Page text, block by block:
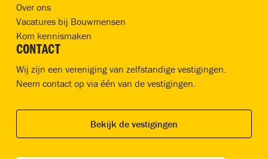
Over ons
Vacatures bij Bouwmensen
Kom kennismaken
CONTACT
Wij zijn een vereniging van zelfstandige vestigingen.
Neem contact op via één van de vestigingen.
Bekijk de vestigingen